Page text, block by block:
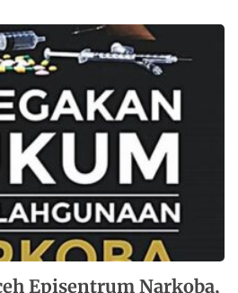
Episentrum Narkoba,